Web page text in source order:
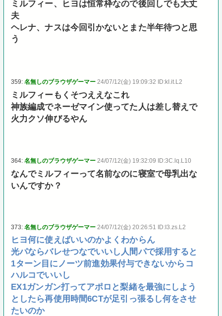
ミルフィー、ヒヨは恒常枠なので後回しでも大丈
夫
ヘレナ、ナスは今回引かないとまた半年待つと思
う
359:名無しのブラウザゲーマー 24/07/12(金) 19:09:32 ID:kI.it.L2
ミルフィーもくそつええなこれ
神族編成でネーゼマイン使ってた人は差し替えで
火力クソ伸びるやん
364:名無しのブラウザゲーマー 24/07/12(金) 19:32:09 ID:3C.lq.L10
なんでミルフィーって名前なのに寝室で母乳出な
いんですか？
373:名無しのブラウザゲーマー 24/07/12(金) 20:26:51 ID:I3.zs.L2
ヒヨ何に使えばいいのかよくわからん
光パならバレせつなでいいし人間パで採用すると
1ターン目にノーツ前進効果付与できないからコ
ハルコでいいし
EX1ガンガン打ってアポロと梨緒を最強にしよう
としたら再使用時間6CTが足引っ張るし何をさせ
たいのか